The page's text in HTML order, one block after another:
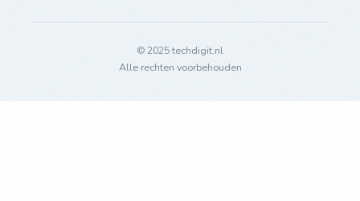
© 2025 techdigit.nl
Alle rechten voorbehouden